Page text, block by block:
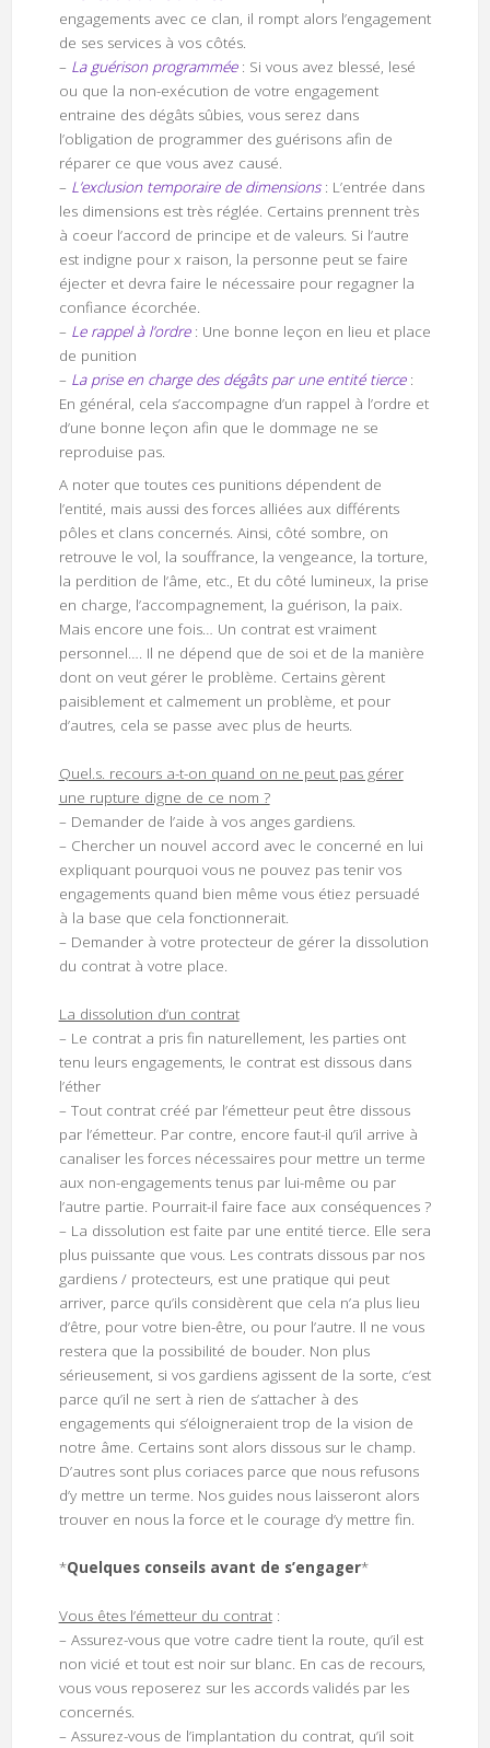
engagements avec ce clan, il rompt alors l’engagement
de ses services à vos côtés.
– La guérison programmée : Si vous avez blessé, lesé
ou que la non-exécution de votre engagement
entraine des dégâts sûbies, vous serez dans
l’obligation de programmer des guérisons afin de
réparer ce que vous avez causé.
– L’exclusion temporaire de dimensions : L’entrée dans
les dimensions est très réglée. Certains prennent très
à coeur l’accord de principe et de valeurs. Si l’autre
est indigne pour x raison, la personne peut se faire
éjecter et devra faire le nécessaire pour regagner la
confiance écorchée.
– Le rappel à l’ordre : Une bonne leçon en lieu et place
de punition
– La prise en charge des dégâts par une entité tierce :
En général, cela s’accompagne d’un rappel à l’ordre et
d’une bonne leçon afin que le dommage ne se
reproduise pas.
A noter que toutes ces punitions dépendent de
l’entité, mais aussi des forces alliées aux différents
pôles et clans concernés. Ainsi, côté sombre, on
retrouve le vol, la souffrance, la vengeance, la torture,
la perdition de l’âme, etc., Et du côté lumineux, la prise
en charge, l’accompagnement, la guérison, la paix.
Mais encore une fois… Un contrat est vraiment
personnel…. Il ne dépend que de soi et de la manière
dont on veut gérer le problème. Certains gèrent
paisiblement et calmement un problème, et pour
d’autres, cela se passe avec plus de heurts.
Quel.s. recours a-t-on quand on ne peut pas gérer
une rupture digne de ce nom ?
– Demander de l’aide à vos anges gardiens.
– Chercher un nouvel accord avec le concerné en lui
expliquant pourquoi vous ne pouvez pas tenir vos
engagements quand bien même vous étiez persuadé
à la base que cela fonctionnerait.
– Demander à votre protecteur de gérer la dissolution
du contrat à votre place.
La dissolution d’un contrat
– Le contrat a pris fin naturellement, les parties ont
tenu leurs engagements, le contrat est dissous dans
l’éther
– Tout contrat créé par l’émetteur peut être dissous
par l’émetteur. Par contre, encore faut-il qu’il arrive à
canaliser les forces nécessaires pour mettre un terme
aux non-engagements tenus par lui-même ou par
l’autre partie. Pourrait-il faire face aux conséquences ?
– La dissolution est faite par une entité tierce. Elle sera
plus puissante que vous. Les contrats dissous par nos
gardiens / protecteurs, est une pratique qui peut
arriver, parce qu’ils considèrent que cela n’a plus lieu
d’être, pour votre bien-être, ou pour l’autre. Il ne vous
restera que la possibilité de bouder. Non plus
sérieusement, si vos gardiens agissent de la sorte, c’est
parce qu’il ne sert à rien de s’attacher à des
engagements qui s’éloigneraient trop de la vision de
notre âme. Certains sont alors dissous sur le champ.
D’autres sont plus coriaces parce que nous refusons
d’y mettre un terme. Nos guides nous laisseront alors
trouver en nous la force et le courage d’y mettre fin.
*Quelques conseils avant de s’engager*
Vous êtes l’émetteur du contrat:
– Assurez-vous que votre cadre tient la route, qu’il est
non vicié et tout est noir sur blanc. En cas de recours,
vous vous reposerez sur les accords validés par les
concernés.
– Assurez-vous de l’implantation du contrat, qu’il soit